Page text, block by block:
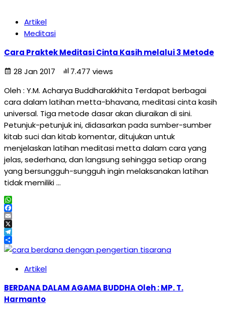
Artikel
Meditasi
Cara Praktek Meditasi Cinta Kasih melalui 3 Metode
28 Jan 2017
7.477 views
Oleh : Y.M. Acharya Buddharakkhita Terdapat berbagai
cara dalam latihan metta-bhavana, meditasi cinta kasih
universal. Tiga metode dasar akan diuraikan di sini.
Petunjuk-petunjuk ini, didasarkan pada sumber-sumber
kitab suci dan kitab komentar, ditujukan untuk
menjelaskan latihan meditasi metta dalam cara yang
jelas, sederhana, dan langsung sehingga setiap orang
yang bersungguh-sungguh ingin melaksanakan latihan
tidak memiliki …
WhatsApp
Facebook
Email
X
Telegram
Share
Artikel
BERDANA DALAM AGAMA BUDDHA Oleh : MP. T.
Harmanto